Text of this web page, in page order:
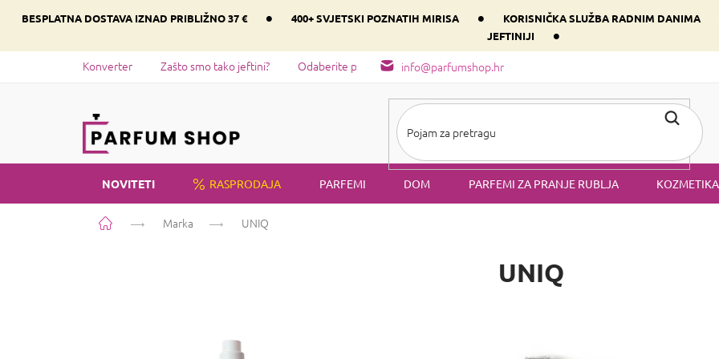
BESPLATNA DOSTAVA IZNAD PRIBLIŽNO 37 € • 400+ SVJETSKI POZNATIH MIRISA • KORISNIČKA SLUŽBA RADNIM DANIMA
JEFTINIJI
•
info@parfumshop.hr
Konverter Zašto smo tako jeftini? Odaberite parfem svog srca prema dominantnoj komponenti
NOVITETI RASPRODAJA PARFEMI DOM PARFEMI ZA PRANJE RUBLJA KOZMETIKA
Početna Marka UNIQ
UNIQ